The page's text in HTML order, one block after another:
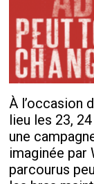
À l’occasion
lieu les 23,
une
imaginée par
parcourus